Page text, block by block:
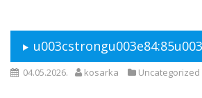
04.05.2026. kosarka Uncategorized